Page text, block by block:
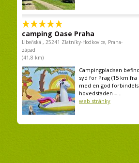
camping Oase Praha
Libeňská , 25241 Zlatníky-Hodkovice, Praha-
západ
(41,8 km)
Campingpladsen
syd for Prag (15 km
med en god
hovedstaden –...
web stránky